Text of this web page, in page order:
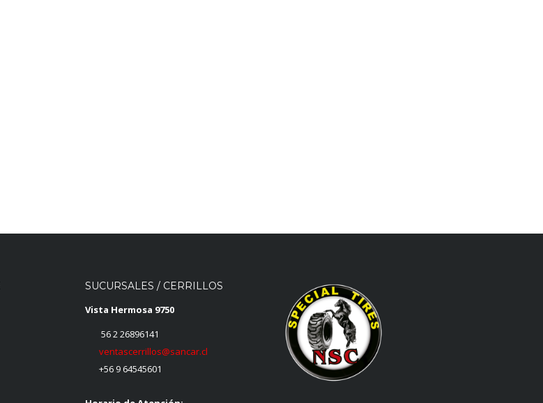
SUCURSALES / CERRILLOS
Vista Hermosa 9750
56 2 26896141
ventascerrillos@sancar.cl
+56 9 64545601